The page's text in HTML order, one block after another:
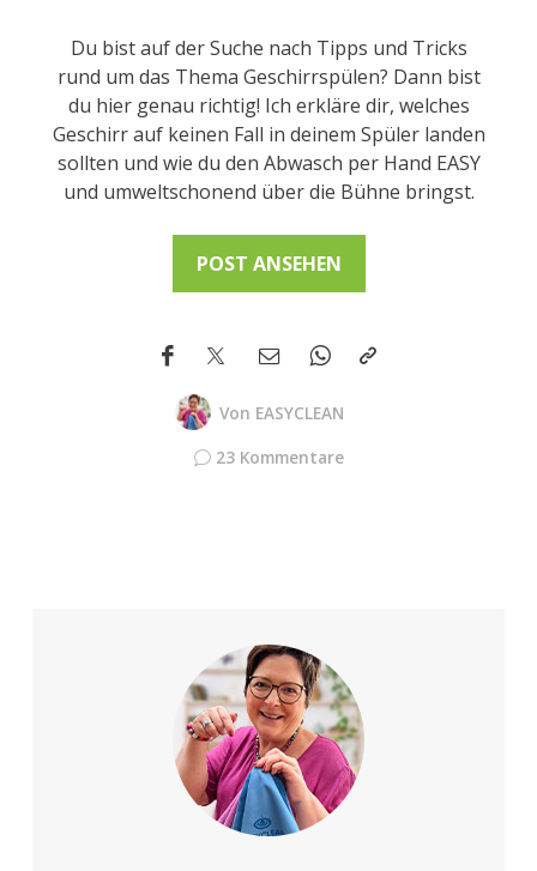
Du bist auf der Suche nach Tipps und Tricks
rund um das Thema Geschirrspülen? Dann bist
du hier genau richtig! Ich erkläre dir, welches
Geschirr auf keinen Fall in deinem Spüler landen
sollten und wie du den Abwasch per Hand EASY
und umweltschonend über die Bühne bringst.
POST ANSEHEN
Von EASYCLEAN
23 Kommentare